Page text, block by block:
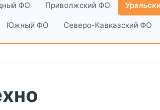
ФО Приволжский ФО
Южный ФО Северо-Кавказский ФО